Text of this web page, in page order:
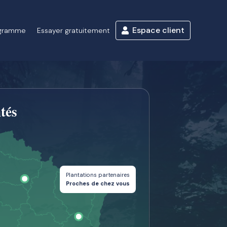
Essayer gratuitement Espace client
Plantations partenaires
Proches de chez vous